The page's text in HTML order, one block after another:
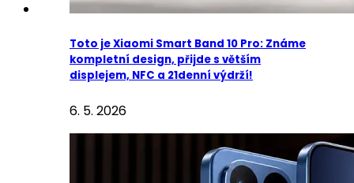
Toto je Xiaomi Smart Band 10 Pro: Známe
kompletní design, přijde s větším
displejem, NFC a 21denní výdrží!
6. 5. 2026